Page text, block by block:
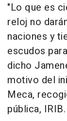
"Lo que es
reloj no
naciones y
escudos
dicho
motivo del
Meca,
pública, IRIB.